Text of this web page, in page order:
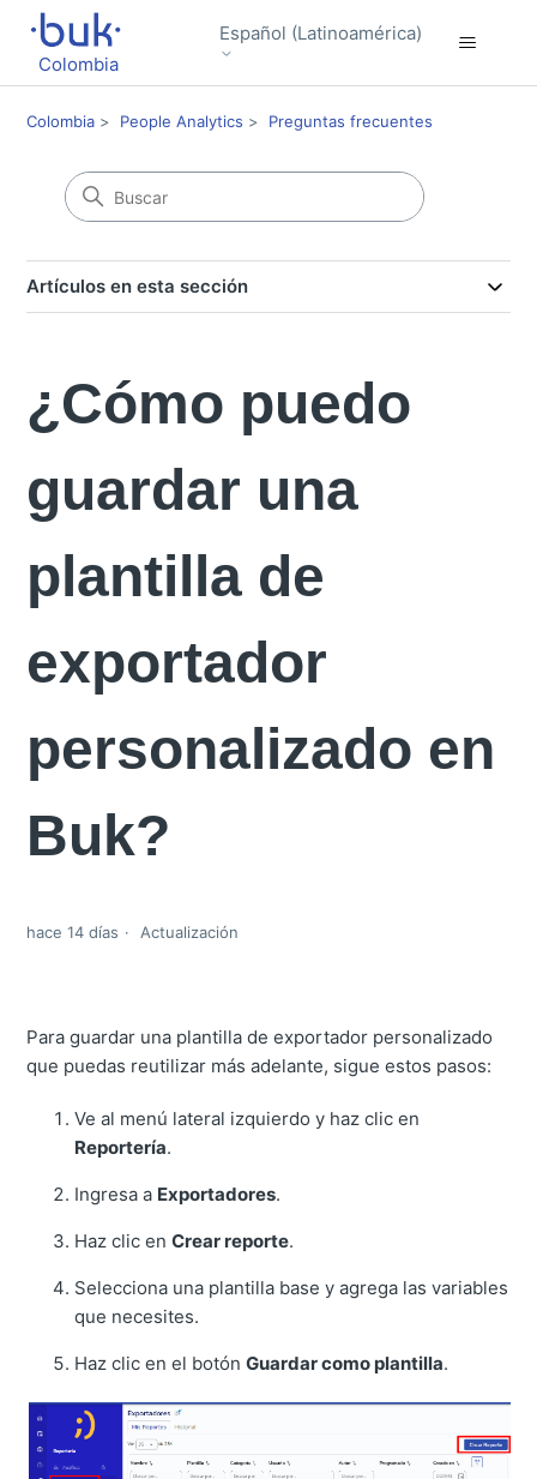
Colombia
Español (Latinoamérica)
Colombia People Analytics Preguntas frecuentes
Artículos en esta sección
¿Cómo puedo
guardar una
plantilla de
exportador
personalizado en
Buk?
hace 14 días Actualización
Para guardar una plantilla de exportador personalizado
que puedas reutilizar más adelante, sigue estos pasos:
Ve al menú lateral izquierdo y haz clic en
Reportería.
Ingresa a Exportadores.
Haz clic enCrear reporte.
Selecciona una plantilla base y agrega las variables
que necesites.
Haz clic en el botónGuardar como plantilla.